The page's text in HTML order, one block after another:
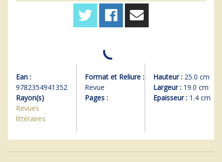
Ean :
9782354941352
Rayon(s)
Revues
littéraires
Format et Reliure :
Revue
Pages :
Hauteur : 25.0 cm
Largeur : 19.0 cm
Epaisseur : 1.4 cm